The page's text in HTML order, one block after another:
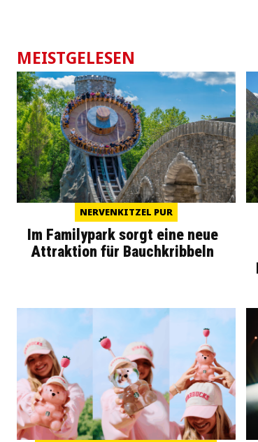
MEISTGELESEN
NERVENKITZEL PUR
Im Familypark sorgt eine neue
Attraktion für Bauchkribbeln